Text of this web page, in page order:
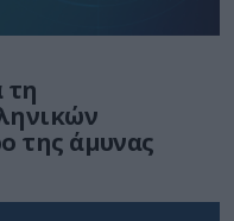
τη
χώρο της άμυνας